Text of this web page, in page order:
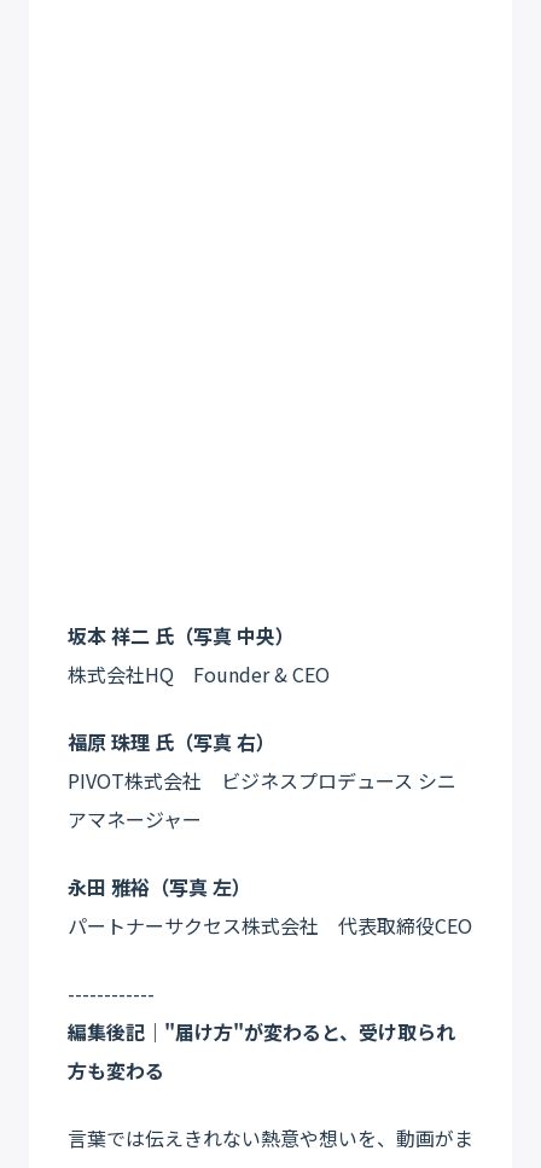
坂本 祥二 氏（写真 中央）
株式会社HQ Founder & CEO
福原 珠理 氏（写真 右）
PIVOT株式会社 ビジネスプロデュース シニ
アマネージャー
永田 雅裕（写真 左）
パートナーサクセス株式会社 代表取締役CEO
------------
編集後記｜"届け方"が変わると、受け取られ
方も変わる
言葉では伝えきれない熱意や想いを、動画がま